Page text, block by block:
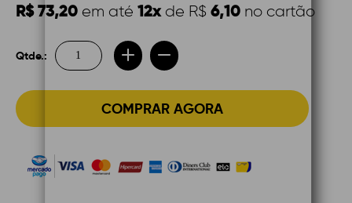
R$ 73,20 em até 12xde R$ 6,10 no cartão
Qtde.:
COMPRAR AGORA